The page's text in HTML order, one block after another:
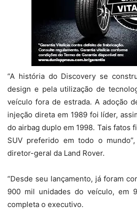
“A história do Discovery se
design e pela utilização de
veículo fora de estrada. A adoção
injeção direta em 1989 foi líder,
do airbag duplo em 1998. Tais fatos
SUV preferido em todo o
diretor-geral da Land Rover.
“Desde seu lançamento, já foram
900 mil unidades do veículo, em
completa o executivo.